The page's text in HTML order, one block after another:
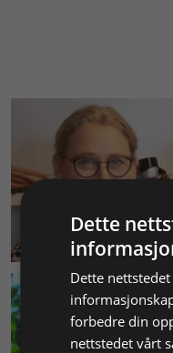
Dette
Dette
forbedre din
nettstedet vårt